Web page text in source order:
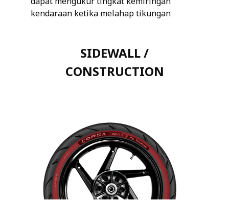
kendaraan ketika melahap tikungan
SIDEWALL /
CONSTRUCTION